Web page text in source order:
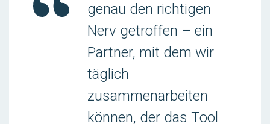
genau den richtigen
Nerv getroffen – ein
Partner, mit dem wir
täglich
zusammenarbeiten
können, der das Tool